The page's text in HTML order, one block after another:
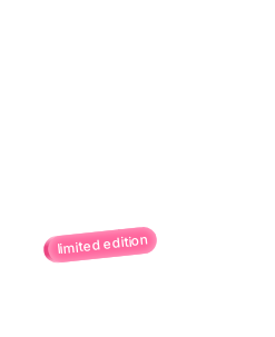
limited edition